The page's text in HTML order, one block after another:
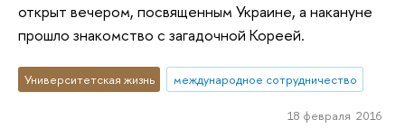
открыт вечером, посвященным Украине, а накануне
прошло знакомство с загадочной Кореей.
Университетская жизнь международное сотрудничество
18 февраля 2016